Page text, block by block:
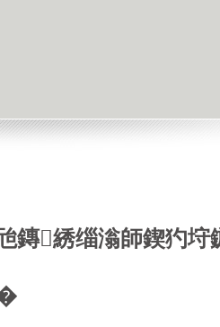
鏄綉缁滃師鍥犳垨